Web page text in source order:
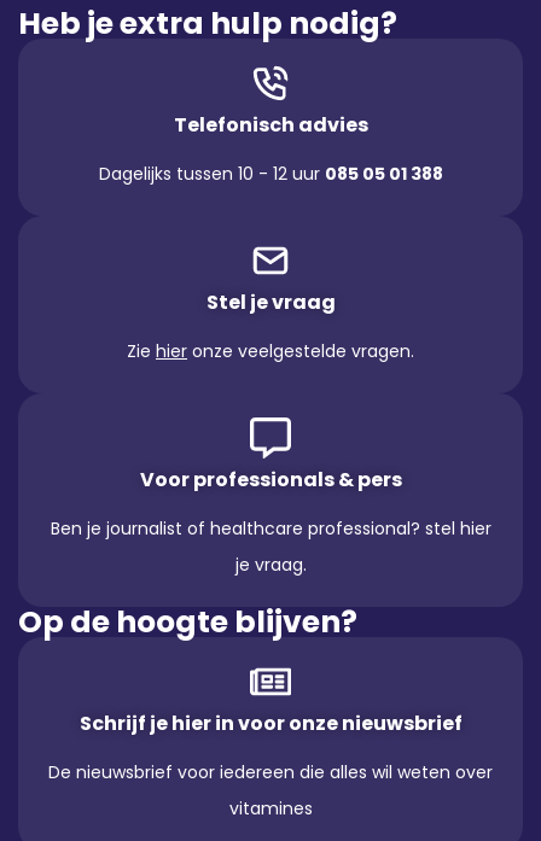
Heb je extra hulp nodig?
Telefonisch advies
Dagelijks tussen 10 - 12 uur 085 05 01 388
Stel je vraag
Zie hier onze veelgestelde vragen.
Voor professionals & pers
Ben je journalist of healthcare professional? stel hier
je vraag.
Op de hoogte blijven?
Schrijf je hier in voor onze nieuwsbrief
De nieuwsbrief voor iedereen die alles wil weten over
vitamines